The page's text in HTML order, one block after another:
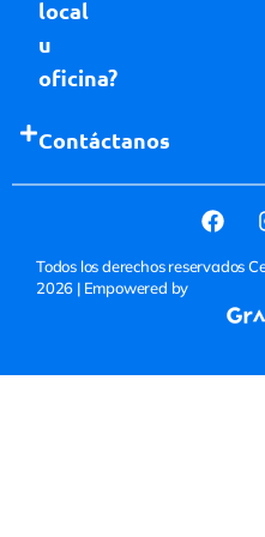
local
u
oficina?
Contáctanos
Todos los derechos reservados
2026 | Empowered by